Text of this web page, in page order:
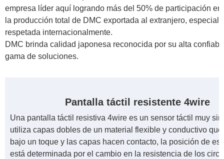
empresa líder aquí logrando más del 50% de participación
la producción total de DMC exportada al extranjero,
respetada internacionalmente.
DMC brinda calidad japonesa reconocida por su alta
gama de soluciones.
Pantalla táctil resistente 4wire
Una pantalla táctil resistiva 4wire es un sensor táctil muy
utiliza capas dobles de un material flexible y conductivo
bajo un toque y las capas hacen contacto, la posición de
está determinada por el cambio en la resistencia de los